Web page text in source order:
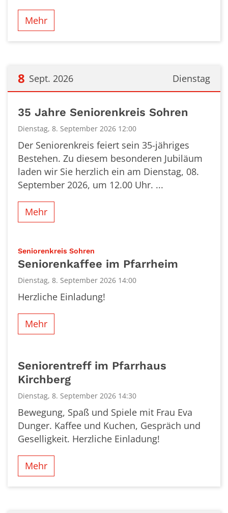
Mehr
Dienstag
8 Sept. 2026
35 Jahre Seniorenkreis Sohren
Dienstag, 8. September 2026 12:00
Der Seniorenkreis feiert sein 35-jähriges
Bestehen. Zu diesem besonderen Jubiläum
laden wir Sie herzlich ein am Dienstag, 08.
September 2026, um 12.00 Uhr. ...
Mehr
Seniorenkreis Sohren
Seniorenkaffee im Pfarrheim
Dienstag, 8. September 2026 14:00
Herzliche Einladung!
Mehr
Seniorentreff im Pfarrhaus
Kirchberg
Dienstag, 8. September 2026 14:30
Bewegung, Spaß und Spiele mit Frau Eva
Dunger. Kaffee und Kuchen, Gespräch und
Geselligkeit. Herzliche Einladung!
Mehr